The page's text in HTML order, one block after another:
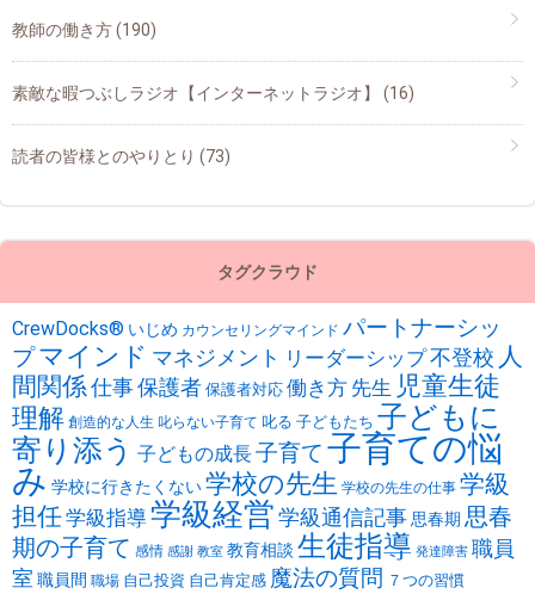
教師の働き方(190)
素敵な暇つぶしラジオ【インターネットラジオ】 (16)
読者の皆様とのやりとり (73)
タグクラウド
CrewDocks®︎ いじめ カウンセリングマインド パートナーシッ
プマインド マネジメント リーダーシップ不登校 人
間関係 仕事保護者 保護者対応 働き方 先生 児童生徒
理解 創造的な人生 叱らない子育て 叱る 子どもたち 子どもに
寄り添う 子どもの成長子育て 子育ての悩
み 学校に行きたくない学校の先生 学校の先生の仕事 学級
担任学級指導学級経営学級通信記事思春期 思春
期の子育て 感情 感謝 教室 教育相談 生徒指導 発達障害 職員
室 職員間 職場 自己投資 自己肯定感 魔法の質問 ７つの習慣